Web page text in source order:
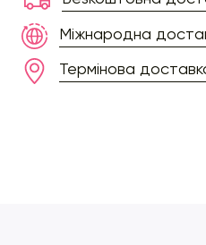
Міжнародна
Термінова